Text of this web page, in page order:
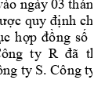
o ngày 03
quy định chi
c hợp đồng số
ty  R đã
ng ty S. Công ty